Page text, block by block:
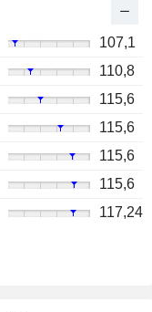
107,1
110,8
115,6
115,6
115,6
115,6
117,24